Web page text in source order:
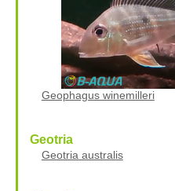
Geophagus winemilleri
Geotria
Geotria australis